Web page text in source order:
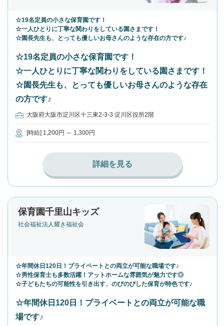
☆19名定員の小さな保育園です！
☆一人ひとりに丁寧な関わりをしている園さまです！
☆園長先生も、とっても優しいお母さんのような存在の方です♪
☆19名定員の小さな保育園です！
☆一人ひとりに丁寧な関わりをしている園さまです！
☆園長先生も、とっても優しいお母さんのような存在
の方です♪
大阪府大阪市淀川区十三東2-3-3 淀川区役所2階
[時給] 1,200円 ～ 1,300円
詳細を見る
保育園千里山キッズ
社会福祉法人耀き福祉会
☆年間休日120日！プライベートとの両立が可能な職場です♪
☆男性保育士も多数活躍！アットホームな雰囲気が魅力です◎
☆子どもたちの可能性を引き出す、のびのびした保育が特色です♪
☆年間休日120日！プライベートとの両立が可能な職
場です♪